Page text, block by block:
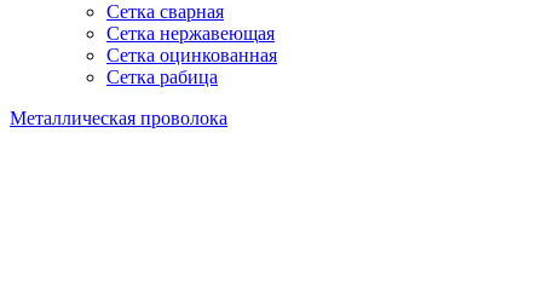
Сетка сварная
Сетка нержавеющая
Сетка оцинкованная
Сетка рабица
Металлическая проволока